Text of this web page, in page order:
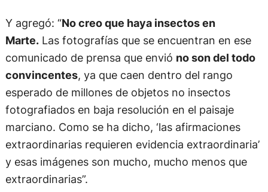
Y agregó: “No creo que haya insectos en
Marte.Las fotografías que se encuentran en ese
comunicado de prensa que envió no son del todo
convincentes, ya que caen dentro del rango
esperado de millones de objetos no insectos
fotografiados en baja resolución en el paisaje
marciano. Como se ha dicho, ‘las afirmaciones
extraordinarias requieren evidencia extraordinaria’
y esas imágenes son mucho, mucho menos que
extraordinarias”.